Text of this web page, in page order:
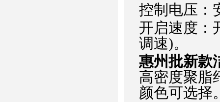
控制电压：
开启速度：
调速)。
惠州批新款
高密度聚脂
颜色可选择